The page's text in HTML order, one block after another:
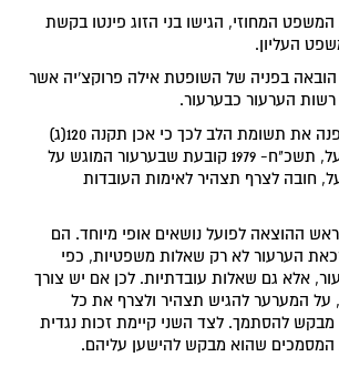
המחוזי, הגישו בני הזוג פינטו בקשת
העליון.
בפניה של השופטת אילה פרוקצ'יה אשר
הערעור כבערעור.
השופטת פרוקצ'יה מפנה את תשומת הלב לכך כי אכן תקנה 120(ג)
לתקנות ההוצאה לפועל, תשכ"ח- 1979 קובעת שבערעור המוגש על
חובה לצרף תצהיר לאימות העובדות
ההוצאה לפועל נושאים אופי מיוחד. הם
הערעור לא רק שאלות משפטיות, כפי
אלא גם שאלות עובדתיות. לכן אם יש צורך
על המערער להגיש תצהיר ולצרף את כל
להסתמך. לצד השני קיימת זכות נגדית
המסמכים שהוא מבקש להישען עליהם.